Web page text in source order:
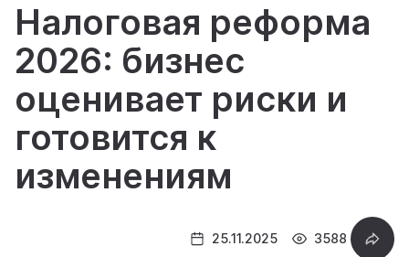
Налоговая реформа
2026: бизнес
оценивает риски и
готовится к
изменениям
25.11.2025 3588